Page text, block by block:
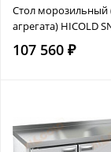
Стол морозильный
агрегата) HICOLD
107 560 ₽